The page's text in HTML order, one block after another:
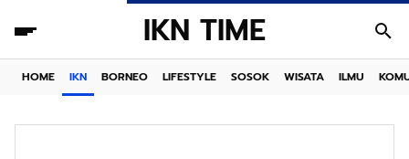
IKN TIME
HOME IKN BORNEO LIFESTYLE SOSOK WISATA ILMU